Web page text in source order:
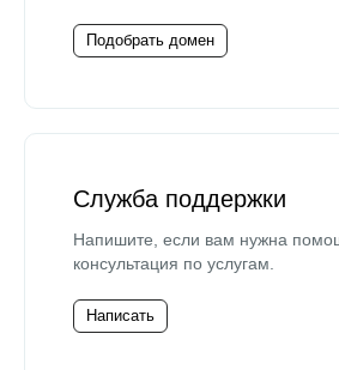
Подобрать домен
Служба поддержки
Напишите, если вам нужна
консультация по услугам.
Написать